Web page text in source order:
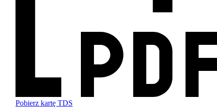
Pobierz kartę TDS